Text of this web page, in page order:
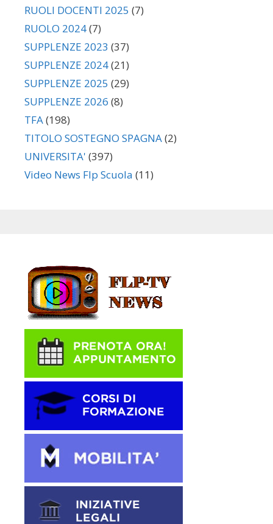
RUOLI DOCENTI 2025 (7)
RUOLO 2024(7)
SUPPLENZE 2023 (37)
SUPPLENZE 2024(21)
SUPPLENZE 2025 (29)
SUPPLENZE 2026 (8)
TFA(198)
TITOLO SOSTEGNO SPAGNA(2)
UNIVERSITA' (397)
Video News Flp Scuola (11)